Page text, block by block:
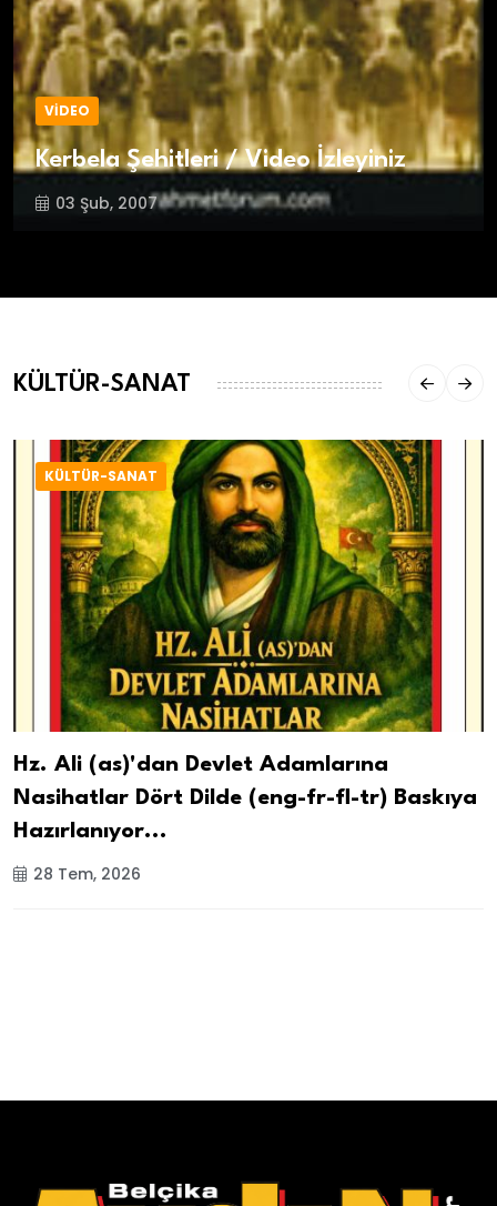
VİDEO
Kerbela Şehitleri / Video İzleyiniz
03 Şub, 2007
KÜLTÜR-SANAT
KÜLTÜR-SANAT
Hz. Ali (as)'dan Devlet Adamlarına
Nasihatlar Dört Dilde (eng-fr-fl-tr) Baskıya
Hazırlanıyor...
28 Tem, 2026